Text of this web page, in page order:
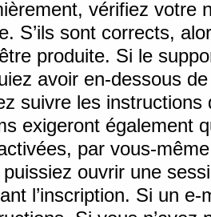
vérifiez votre
S’ils sont corrects,
produite. Si le
avoir en-dessous
suivre les
exigeront également
par vous-
ouvrir une
l’inscription. Si un